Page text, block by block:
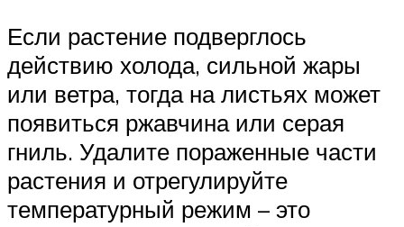
Если растение подверглось
действию холода, сильной жары
или ветра, тогда на листьях может
появиться ржавчина или серая
гниль. Удалите пораженные части
растения и отрегулируйте
температурный режим – это